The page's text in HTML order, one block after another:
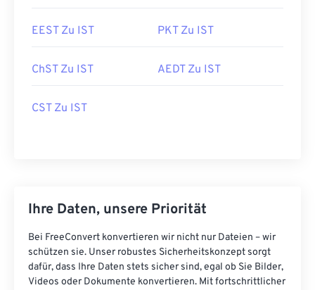
EEST Zu IST PKT Zu IST
ChST Zu IST AEDT Zu IST
CST Zu IST
Ihre Daten, unsere Priorität
Bei FreeConvert konvertieren wir nicht nur Dateien – wir
schützen sie. Unser robustes Sicherheitskonzept sorgt
dafür, dass Ihre Daten stets sicher sind, egal ob Sie Bilder,
Videos oder Dokumente konvertieren. Mit fortschrittlicher